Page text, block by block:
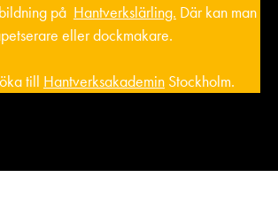
på Hantverkslärling. Där kan man
eller dockmakare.
till Hantverksakademin Stockholm.